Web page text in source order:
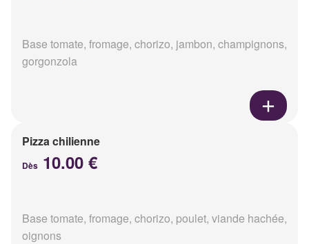
Base tomate, fromage, chorizo, jambon, champignons,
gorgonzola
Pizza chilienne
Dès 10.00 €
Base tomate, fromage, chorizo, poulet, viande hachée,
oignons